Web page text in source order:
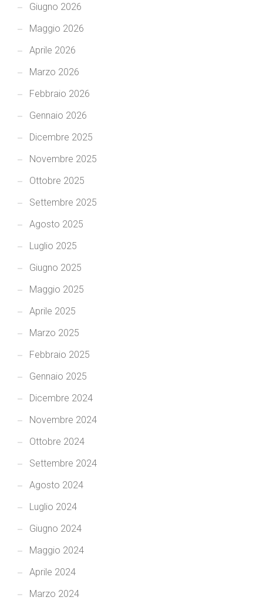
Giugno 2026
Maggio 2026
Aprile 2026
Marzo 2026
Febbraio 2026
Gennaio 2026
Dicembre 2025
Novembre 2025
Ottobre 2025
Settembre 2025
Agosto 2025
Luglio 2025
Giugno 2025
Maggio 2025
Aprile 2025
Marzo 2025
Febbraio 2025
Gennaio 2025
Dicembre 2024
Novembre 2024
Ottobre 2024
Settembre 2024
Agosto 2024
Luglio 2024
Giugno 2024
Maggio 2024
Aprile 2024
Marzo 2024